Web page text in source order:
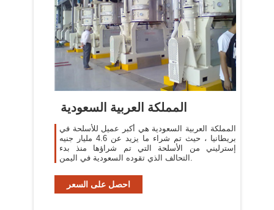
المملكة العربية السعودية
المملكة العربية السعودية هي أكبر عميل للأسلحة في
بريطانيا ، حيث تم شراء ما يزيد عن 4.6 مليار جنيه
إسترليني من الأسلحة التي تم شراؤها منذ بدء
التحالف الذي تقوده السعودية في اليمن.
احصل على السعر